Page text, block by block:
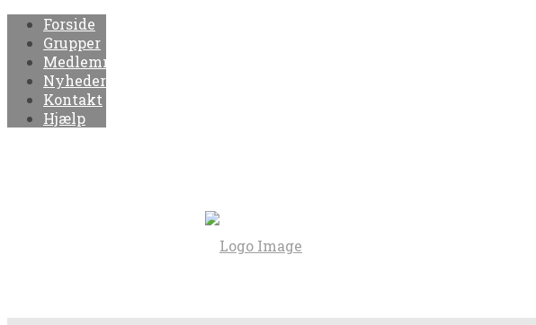
Forside
Grupper
Medlemmer
Nyheder
Kontakt
Hjælp